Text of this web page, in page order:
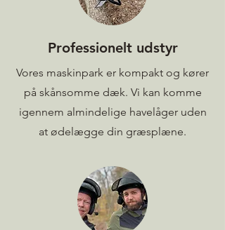
Professionelt udstyr
Vores maskinpark er kompakt og kører
på skånsomme dæk. Vi kan komme
igennem almindelige havelåger uden
at ødelægge din græsplæne.